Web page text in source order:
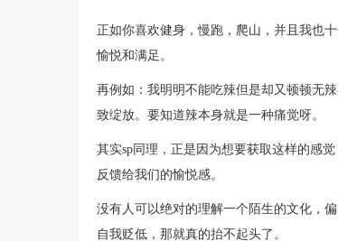
正如你喜欢健身，慢跑，爬山，并且我也
愉悦和满足。
再例如：我明明不能吃辣但是却又顿顿无
致绽放。要知道辣本身就是一种痛觉呀。
其实sp同理，正是因为想要获取这样的感
反馈给我们的愉悦感。
没有人可以绝对的理解一个陌生的文化，
自我贬低，那就真的抬不起头了。